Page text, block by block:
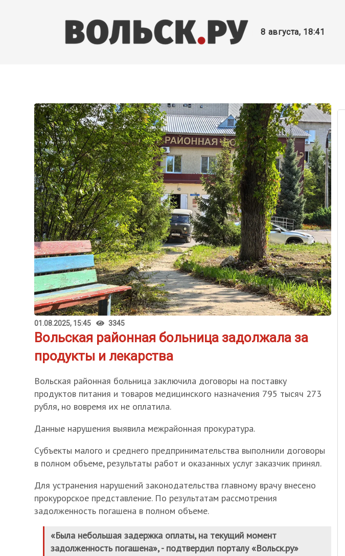
8 августа, 18:41
01.08.2025, 15:45 3345
Вольская районная больница задолжала за
продукты и лекарства
Вольская районная больница заключила договоры на поставку
продуктов питания и товаров медицинского назначения 795 тысяч 273
рубля, но вовремя их не оплатила.
Данные нарушения выявила межрайонная прокуратура.
Субъекты малого и среднего предпринимательства выполнили договоры
в полном объеме, результаты работ и оказанных услуг заказчик принял.
Для устранения нарушений законодательства главному врачу внесено
прокурорское представление. По результатам рассмотрения
задолженность погашена в полном объеме.
«Была небольшая задержка оплаты, на текущий момент
задолженность погашена», - подтвердил порталу «Вольск.ру»